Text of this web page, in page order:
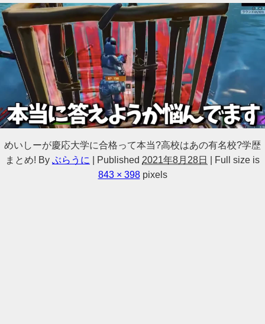
めいしーが慶応大学に合格って本当?高校はあの有名校?学歴
まとめ! By ぶらうに Published 2021年8月28日
Full size is
843 × 398pixels